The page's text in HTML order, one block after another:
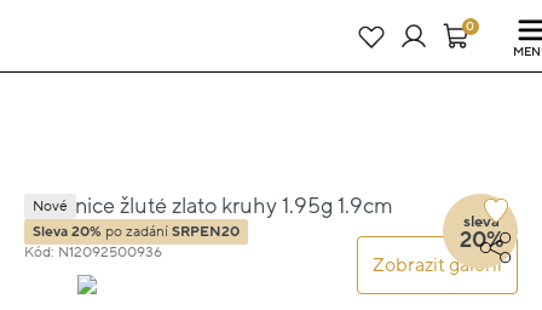
21 dní : 17h : 02m : 32s0
Náušnice žluté zlato kruhy 1.95g 1.9cm
Kód: N12092500936
Zobrazit galerii
Nové
Sleva 20% po zadání SRPEN20
sleva
20%